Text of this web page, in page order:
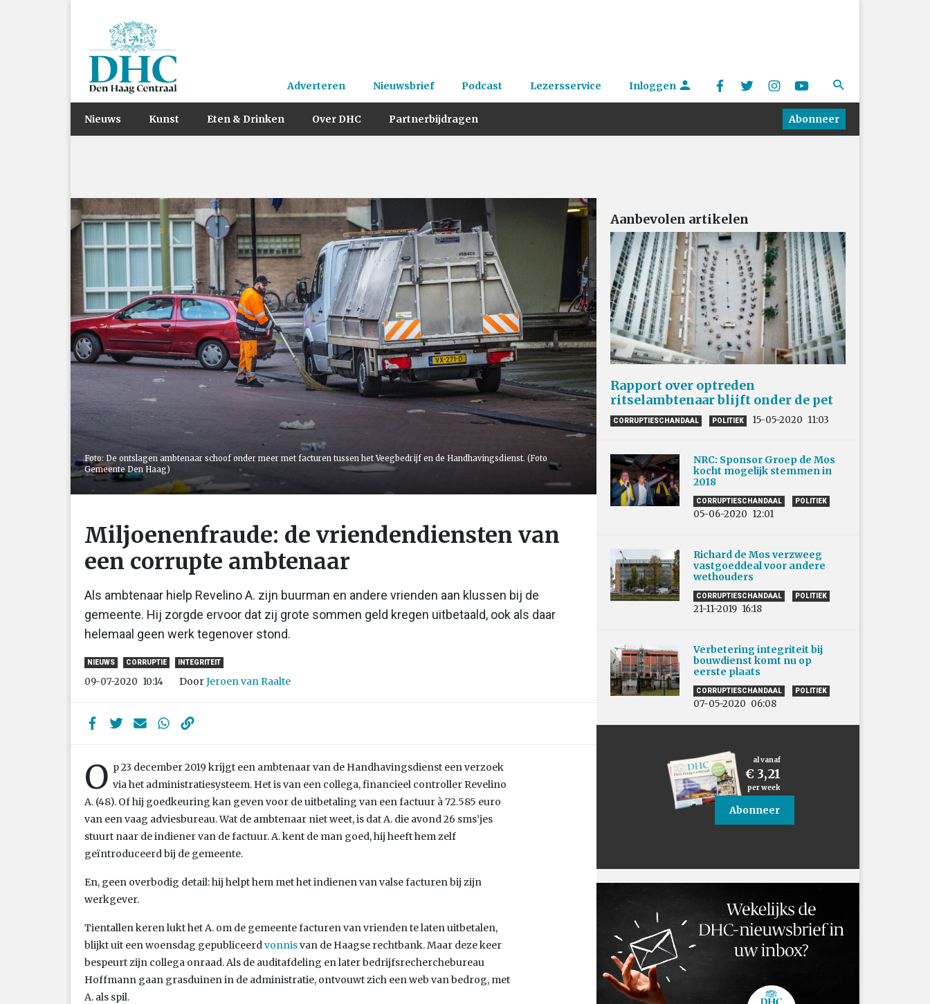
Adverteren Nieuwsbrief Podcast Lezersservice Inloggen
Nieuws Kunst Eten & Drinken Over DHC Partnerbijdragen Abonneer
Foto: De ontslagen ambtenaar schoof onder meer met facturen tussen het Veegbedrijf en de Handhavingsdienst. (Foto
Gemeente Den Haag)
Miljoenenfraude: de vriendendiensten van
een corrupte ambtenaar
Als ambtenaar hielp Revelino A. zijn buurman en andere vrienden aan klussen bij de
gemeente. Hij zorgde ervoor dat zij grote sommen geld kregen uitbetaald, ook als daar
helemaal geen werk tegenover stond.
NIEUWS CORRUPTIE INTEGRITEIT
09-07-2020 10:14 DoorJeroen van Raalte
O p 23 december 2019 krijgt een ambtenaar van de Handhavingsdienst een verzoek
via het administratiesysteem. Het is van een collega, financieel controller Revelino
A. (48). Of hij goedkeuring kan geven voor de uitbetaling van een factuur à 72.585 euro
van een vaag adviesbureau. Wat de ambtenaar niet weet, is dat A. die avond 26 sms’jes
stuurt naar de indiener van de factuur. A. kent de man goed, hij heeft hem zelf
geïntroduceerd bij de gemeente.
En, geen overbodig detail: hij helpt hem met het indienen van valse facturen bij zijn
werkgever.
Tientallen keren lukt het A. om de gemeente facturen van vrienden te laten uitbetalen,
blijkt uit een woensdag gepubliceerd vonnisvan de Haagse rechtbank. Maar deze keer
bespeurt zijn collega onraad. Als de auditafdeling en later bedrijfsrecherchebureau
Hoffmann gaan grasduinen in de administratie, ontvouwt zich een web van bedrog, met
A. als spil.
Aanbevolen artikelen
Rapport over optreden
ritselambtenaar blijft onder de pet
CORRUPTIESCHANDAAL POLITIEK 15-05-2020 11:03
NRC: Sponsor Groep de Mos
kocht mogelijk stemmen in
2018
CORRUPTIESCHANDAAL POLITIEK
05-06-2020 12:01
Richard de Mos verzweeg
vastgoeddeal voor andere
wethouders
CORRUPTIESCHANDAAL POLITIEK
21-11-2019 16:18
Verbetering integriteit bij
bouwdienst komt nu op
eerste plaats
CORRUPTIESCHANDAAL POLITIEK
07-05-2020 06:08
al vanaf
€ 3,21
per week
Abonneer